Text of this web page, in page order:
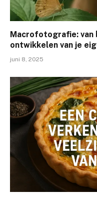
Macrofotografie:
ontwikkelen van je
juni 8, 2025